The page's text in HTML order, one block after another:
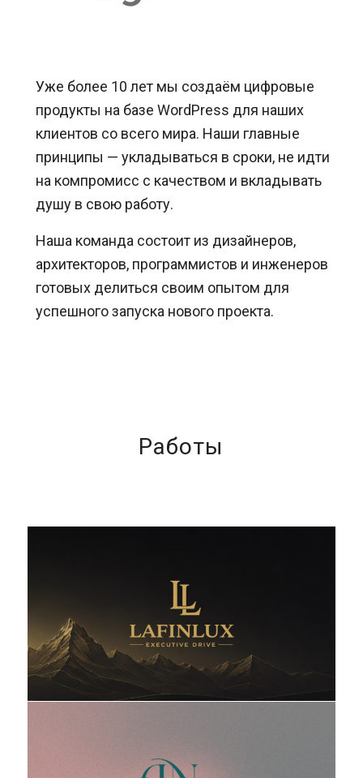
Уже более 10 лет мы создаём цифровые
продукты на базе WordPress для наших
клиентов со всего мира. Наши главные
принципы — укладываться в сроки, не идти
на компромисс с качеством и вкладывать
душу в свою работу.
Наша команда состоит из дизайнеров,
архитекторов, программистов и инженеров
готовых делиться своим опытом для
успешного запуска нового проекта.
Работы